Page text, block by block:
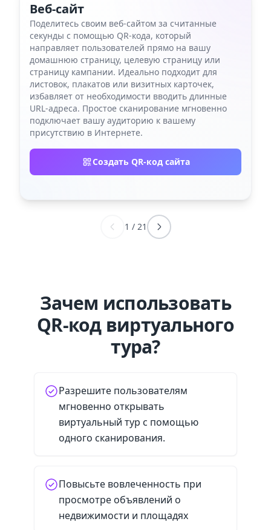
Веб-сайт
Поделитесь своим веб-сайтом за считанные
секунды с помощью QR-кода, который
направляет пользователей прямо на вашу
домашнюю страницу, целевую страницу или
страницу кампании. Идеально подходит для
листовок, плакатов или визитных карточек,
избавляет от необходимости вводить длинные
URL-адреса. Простое сканирование мгновенно
подключает вашу аудиторию к вашему
присутствию в Интернете.
Создать QR-код сайта
1 / 21
Зачем использовать
QR-код виртуального
тура?
Разрешите пользователям
мгновенно открывать
виртуальный тур с помощью
одного сканирования.
Повысьте вовлеченность при
просмотре объявлений о
недвижимости и площадях